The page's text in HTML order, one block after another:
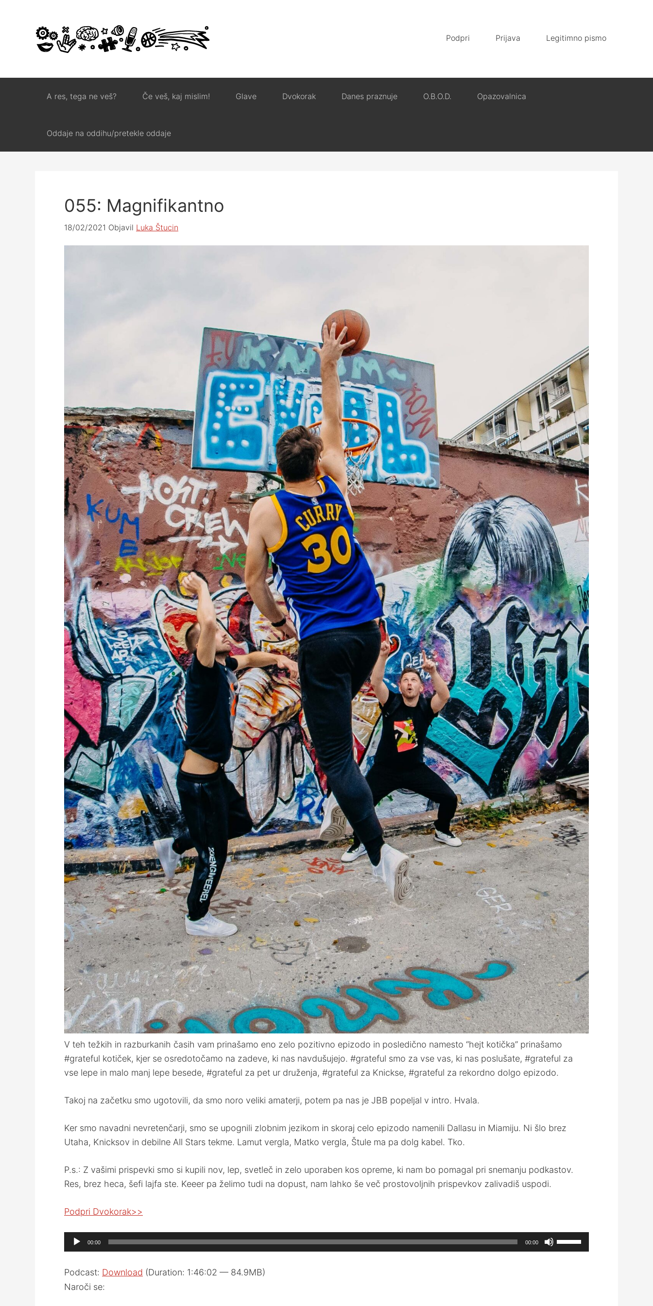
Podpri Prijava Legitimno pismo
A res, tega ne veš? Če veš, kaj mislim! Glave Dvokorak Danes praznuje O.B.O.D. Opazovalnica
Oddaje na oddihu/pretekle oddaje
055: Magnifikantno
18/02/2021 Objavil Luka Štucin
V teh težkih in razburkanih časih vam prinašamo eno zelo pozitivno epizodo in posledično namesto “hejt kotička” prinašamo
#grateful kotiček, kjer se osredotočamo na zadeve, ki nas navdušujejo. #grateful smo za vse vas, ki nas poslušate, #grateful za
vse lepe in malo manj lepe besede, #grateful za pet ur druženja, #grateful za Knickse, #grateful za rekordno dolgo epizodo.
Takoj na začetku smo ugotovili, da smo noro veliki amaterji, potem pa nas je JBB popeljal v intro. Hvala.
Ker smo navadni nevretenčarji, smo se upognili zlobnim jezikom in skoraj celo epizodo namenili Dallasu in Miamiju. Ni šlo brez
Utaha, Knicksov in debilne All Stars tekme. Lamut vergla, Matko vergla, Štule ma pa dolg kabel. Tko.
P.s.: Z vašimi prispevki smo si kupili nov, lep, svetleč in zelo uporaben kos opreme, ki nam bo pomagal pri snemanju podkastov.
Res, brez heca, šefi lajfa ste. Keeer pa želimo tudi na dopust, nam lahko še več prostovoljnih prispevkov zalivadiš uspodi.
Podpri Dvokorak>>
Audio
Player
00:00 00:00
Use
Up/Down
Podcast: Download (Duration: 1:46:02 — 84.9MB)
Naroči se: